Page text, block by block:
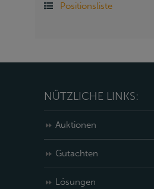
Positionsliste
NÜTZLICHE LINKS:
Auktionen
Gutachten
Lösungen